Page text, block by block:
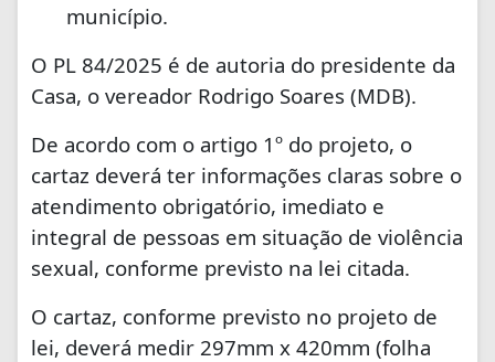
município.
O PL 84/2025 é de autoria do presidente da
Casa, o vereador Rodrigo Soares (MDB).
De acordo com o artigo 1º do projeto, o
cartaz deverá ter informações claras sobre o
atendimento obrigatório, imediato e
integral de pessoas em situação de violência
sexual, conforme previsto na lei citada.
O cartaz, conforme previsto no projeto de
lei, deverá medir 297mm x 420mm (folha